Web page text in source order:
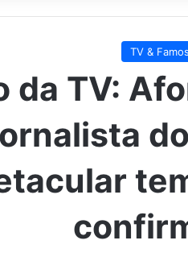
TV &
da TV: